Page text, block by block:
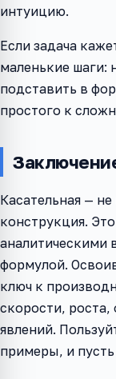
интуицию.
Если задача
маленькие шаги:
подставить в
простого к
Касательная —
конструкция.
аналитическими
формулой.
ключ к
скорости,
явлений.
примеры, и